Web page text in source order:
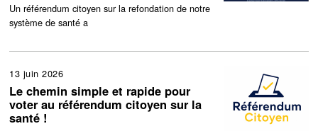
Un référendum citoyen sur la refondation de notre
système de santé a
13 juin 2026
Le chemin simple et rapide pour
voter au référendum citoyen sur la
santé !